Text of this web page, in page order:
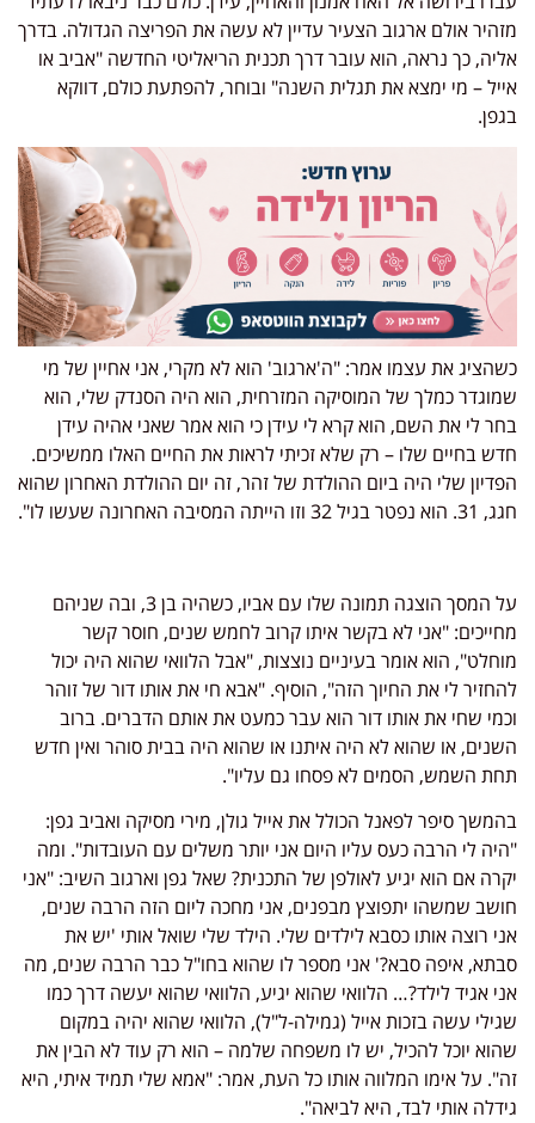
מזהיר אולם ארגוב הצעיר עדיין לא עשה את הפריצה הגדולה. בדרך
אליה, כך נראה, הוא עובר דרך תכנית הריאליטי החדשה "אביב או
אייל – מי ימצא את תגלית השנה" ובוחר, להפתעת כולם, דווקא
בגפן.
כשהציג את עצמו אמר: "ה'ארגוב' הוא לא מקרי, אני אחיין של מי
שמוגדר כמלך של המוסיקה המזרחית, הוא היה הסנדק שלי, הוא
בחר לי את השם, הוא קרא לי עידן כי הוא אמר שאני אהיה עידן
חדש בחיים שלו – רק שלא זכיתי לראות את החיים האלו ממשיכים.
הפדיון שלי היה ביום ההולדת של זהר, זה יום ההולדת האחרון שהוא
חגג, 31. הוא נפטר בגיל 32 וזו הייתה המסיבה האחרונה שעשו לו".
על המסך הוצגה תמונה שלו עם אביו, כשהיה בן 3, ובה שניהם
מחייכים: "אני לא בקשר איתו קרוב לחמש שנים, חוסר קשר
מוחלט", הוא אומר בעיניים נוצצות, "אבל הלוואי שהוא היה יכול
להחזיר לי את החיוך הזה", הוסיף. "אבא חי את אותו דור של זוהר
וכמי שחי את אותו דור הוא עבר כמעט את אותם הדברים. ברוב
השנים, או שהוא לא היה איתנו או שהוא היה בבית סוהר ואין חדש
תחת השמש, הסמים לא פסחו גם עליו".
בהמשך סיפר לפאנל הכולל את אייל גולן, מירי מסיקה ואביב גפן:
"היה לי הרבה כעס עליו היום אני יותר משלים עם העובדות". ומה
יקרה אם הוא יגיע לאולפן של התכנית? שאל גפן וארגוב השיב: "אני
חושב שמשהו יתפוצץ מבפנים, אני מחכה ליום הזה הרבה שנים,
אני רוצה אותו כסבא לילדים שלי. הילד שלי שואל אותי 'יש את
סבתא, איפה סבא?' אני מספר לו שהוא בחו"ל כבר הרבה שנים, מה
אני אגיד לילד?… הלוואי שהוא יגיע, הלוואי שהוא יעשה דרך כמו
שגילי עשה בזכות אייל (גמילה-ל"ל), הלוואי שהוא יהיה במקום
שהוא יוכל להכיל, יש לו משפחה שלמה – הוא רק עוד לא הבין את
זה". על אימו המלווה אותו כל העת, אמר: "אמא שלי תמיד איתי, היא
גידלה אותי לבד, היא לביאה".